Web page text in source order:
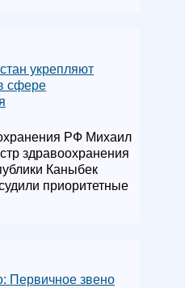
укрепляют
сфере
РФ Михаил
здравоохранения
Каныбек
приоритетные
Первичное звено